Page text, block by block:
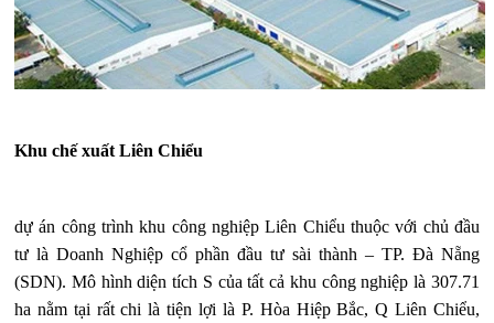
Khu chế xuất Liên Chiểu
dự án công trình khu công nghiệp Liên Chiểu thuộc với chủ đầu
tư là Doanh Nghiệp cổ phần đầu tư sài thành – TP. Đà Nẵng
(SDN). Mô hình diện tích S của tất cả khu công nghiệp là 307.71
ha nằm tại rất chi là tiện lợi là P. Hòa Hiệp Bắc, Q Liên Chiểu,